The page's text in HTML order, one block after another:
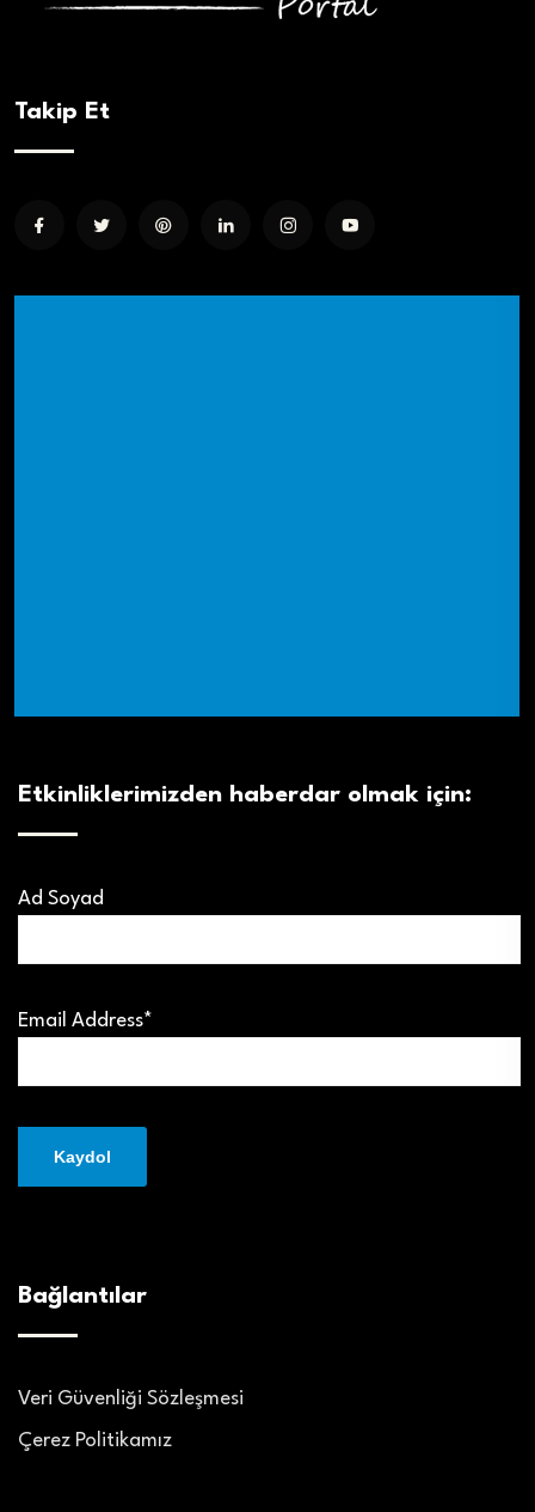
Takip Et
Etkinliklerimizden haberdar olmak için:
Ad Soyad
Email Address*
Bağlantılar
Veri Güvenliği Sözleşmesi
Çerez Politikamız